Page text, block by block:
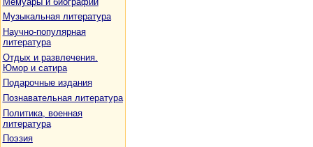
Музыкальная литература
Научно-популярная
литература
Отдых и развлечения.
Юмор и сатира
Подарочные издания
Познавательная литература
Политика, военная
литература
Поэзия